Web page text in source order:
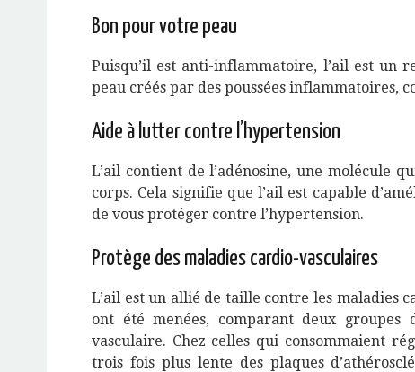
Bon pour votre peau
Puisqu’il est anti-inflammatoire, l’ail est un
peau créés par des poussées inflammatoires,
Aide à lutter contre l’hypertension
L’ail contient de l’adénosine, une molécule
corps. Cela signifie que l’ail est capable
de vous protéger contre l’hypertension.
Protège des maladies cardio-vasculaires
L’ail est un allié de taille contre les maladies
ont été menées, comparant deux
vasculaire. Chez celles qui consommaient
trois fois plus lente des plaques